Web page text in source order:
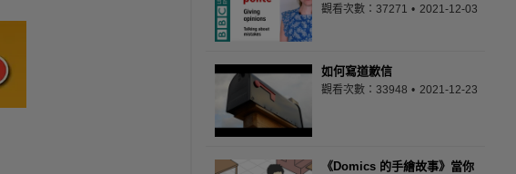
觀看次數：37271 2021-12-03
如何寫道歉信
觀看次數：33948 2021-12-23
《Domics 的手繪故事》當你